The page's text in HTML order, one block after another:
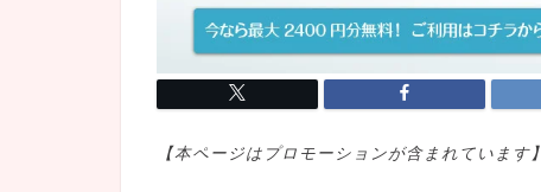
【本ページはプロモ ーションが含まれています】